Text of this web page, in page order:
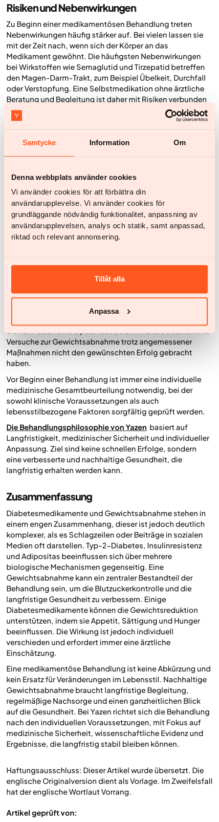
Samtycke Information Om
Denna webbplats använder cookies
Vi använder cookies för att förbättra din
användarupplevelse. Vi använder cookies för
grundläggande nödvändig funktionalitet, anpassning av
användarupplevelsen, analys och statik, samt anpassad,
riktad och relevant annonsering.
Tillåt alla
Anpassa
Risiken und Nebenwirkungen
Zu Beginn einer medikamentösen Behandlung treten
Nebenwirkungen häufig stärker auf. Bei vielen lassen sie
mit der Zeit nach, wenn sich der Körper an das
Medikament gewöhnt. Die häufigsten Nebenwirkungen
bei Wirkstoffen wie Semaglutid und Tirzepatid betreffen
den Magen-Darm-Trakt, zum Beispiel Übelkeit, Durchfall
oder Verstopfung. Eine Selbstmedikation ohne ärztliche
Beratung und Begleitung ist daher mit Risiken verbunden
und sollte immer vermieden werden. Auch die Ernährung
kann beeinflussen, wie stark Nebenwirkungen auftreten.
angewendet werden, zum Beispiel bei Menschen, die
orale Medikamente einnehmen, die eine schnelle
bestehende Erkrankungen und individuelle Risikofaktoren
müssen bei der medikamentösen Behandlung von Typ-2-
Diabetes oder Adipositas immer gemeinsam mit einer
Ärztin oder einem Arzt sorgfältig abgewogen werden.
Wann kann eine medizinische
Eine medikamentöse Behandlung zur Gewichtsreduktion
kann bei Menschen mit Adipositas in Betracht gezogen
gesundheitlichen Risikofaktoren wie Typ-2-Diabetes,
ausgeprägter Insulinresistenz, Bluthochdruck,
Sie kann auch eine Option sein, wenn frühere strukturierte
Versuche zur Gewichtsabnahme trotz angemessener
Maßnahmen nicht den gewünschten Erfolg gebracht
haben.
Vor Beginn einer Behandlung ist immer eine individuelle
medizinische Gesamtbeurteilung notwendig, bei der
sowohl klinische Voraussetzungen als auch
lebensstilbezogene Faktoren sorgfältig geprüft werden.
Die Behandlungsphilosophie von Yazen basiert auf
Langfristigkeit, medizinischer Sicherheit und individueller
Anpassung. Ziel sind keine schnellen Erfolge, sondern
eine verbesserte und nachhaltige Gesundheit, die
langfristig erhalten werden kann.
Zusammenfassung
Diabetesmedikamente und Gewichtsabnahme stehen in
einem engen Zusammenhang, dieser ist jedoch deutlich
komplexer, als es Schlagzeilen oder Beiträge in sozialen
Medien oft darstellen. Typ-2-Diabetes, Insulinresistenz
und Adipositas beeinflussen sich über mehrere
biologische Mechanismen gegenseitig. Eine
Gewichtsabnahme kann ein zentraler Bestandteil der
Behandlung sein, um die Blutzuckerkontrolle und die
langfristige Gesundheit zu verbessern. Einige
Diabetesmedikamente können die Gewichtsreduktion
unterstützen, indem sie Appetit, Sättigung und Hunger
beeinflussen. Die Wirkung ist jedoch individuell
verschieden und erfordert immer eine ärztliche
Einschätzung.
Eine medikamentöse Behandlung ist keine Abkürzung und
kein Ersatz für Veränderungen im Lebensstil. Nachhaltige
Gewichtsabnahme braucht langfristige Begleitung,
regelmäßige Nachsorge und einen ganzheitlichen Blick
auf die Gesundheit. Bei Yazen richtet sich die Behandlung
nach den individuellen Voraussetzungen, mit Fokus auf
medizinische Sicherheit, wissenschaftliche Evidenz und
Ergebnisse, die langfristig stabil bleiben können.
Haftungsausschluss: Dieser Artikel wurde übersetzt. Die
englische Originalversion dient als Vorlage. Im Zweifelsfall
hat der englische Wortlaut Vorrang.
Artikel geprüft von: